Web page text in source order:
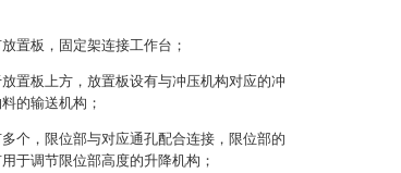
置板，固定架连接工作台；
置板上方，放置板设有与冲压机构对应的冲
的输送机构；
个，限位部与对应通孔配合连接，限位部的
于调节限位部高度的升降机构；